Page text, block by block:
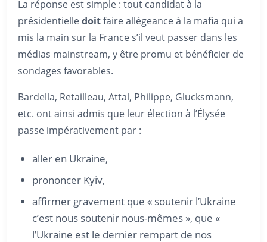
La réponse est simple : tout candidat à la
présidentielledoitfaire allégeance à la mafia qui a
mis la main sur la France s’il veut passer dans les
médias mainstream, y être promu et bénéficier de
sondages favorables.
Bardella, Retailleau, Attal, Philippe, Glucksmann,
etc. ont ainsi admis que leur élection à l’Élysée
passe impérativement par :
aller en Ukraine,
prononcer Kyiv,
affirmer gravement que « soutenir l’Ukraine
c’est nous soutenir nous-mêmes », que «
l’Ukraine est le dernier rempart de nos